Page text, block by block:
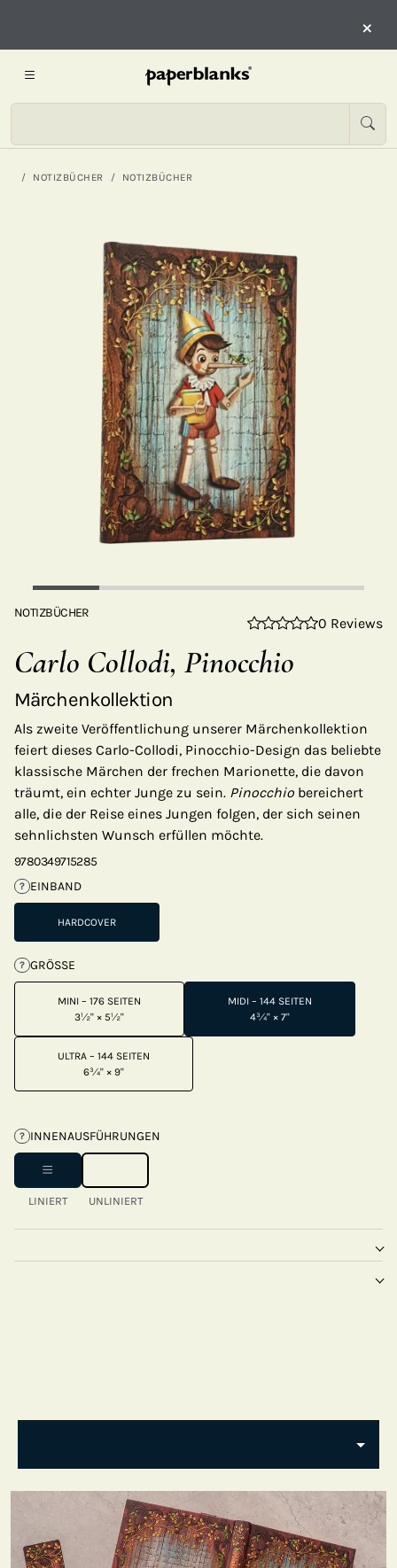
×
NOTIZBÜCHER NOTIZBÜCHER
NOTIZBÜCHER
0 Reviews
Carlo Collodi, Pinocchio
Märchenkollektion
Als zweite Veröffentlichung unserer Märchenkollektion
feiert dieses Carlo-Collodi, Pinocchio-Design das beliebte
klassische Märchen der frechen Marionette, die davon
träumt, ein echter Junge zu sein. Pinocchio bereichert
alle, die der Reise eines Jungen folgen, der sich seinen
sehnlichsten Wunsch erfüllen möchte.
9780349715285
? EINBAND
HARDCOVER
? GRÖSSE
MINI – 176 SEITEN
3½" × 5½"
MIDI – 144 SEITEN
4¾" × 7"
ULTRA – 144 SEITEN
6¾" × 9"
? INNENAUSFÜHRUNGEN
LINIERT UNLINIERT